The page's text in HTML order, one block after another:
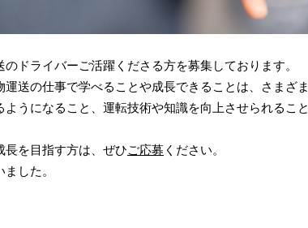
ドライバーご活躍くださる方を募集しております。
送の仕事で学べることや成長できることは、さまざま
うになること、運転技術や知識を向上させられること
長を目指す方は、ぜひご応募 ください。
した。